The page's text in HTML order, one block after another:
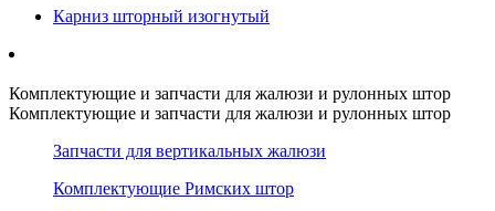
Карниз шторный изогнутый
Комплектующие и запчасти для жалюзи и рулонных штор
Комплектующие и запчасти для жалюзи и рулонных штор
Запчасти для вертикальных жалюзи
Комплектующие Римских штор